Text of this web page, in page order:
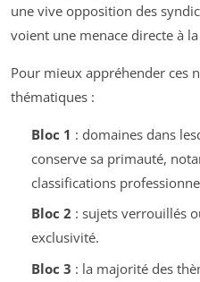
une vive opposition des
voient une menace directe à
Pour mieux appréhender ces
thématiques :
Bloc 1 : domaines dans
conserve sa primauté,
classifications
Bloc 2 : sujets verrouillés
exclusivité.
Bloc 3 : la majorité des